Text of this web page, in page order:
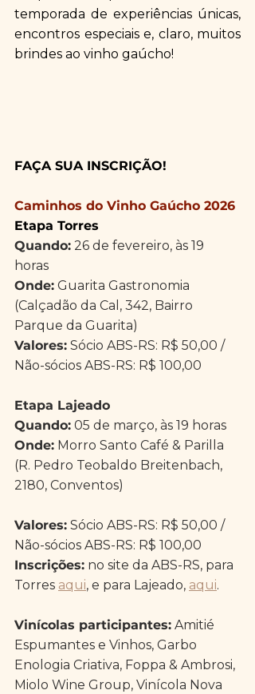
temporada de experiências únicas,
encontros especiais e, claro, muitos
brindes ao vinho gaúcho!
FAÇA SUA INSCRIÇÃO!
Caminhos do Vinho Gaúcho 2026
Etapa Torres
Quando: 26 de fevereiro, às 19
horas
Onde: Guarita Gastronomia
(Calçadão da Cal, 342, Bairro
Parque da Guarita)
Valores: ​​Sócio ABS-RS: R$ 50,00 /
Não-sócios ABS-RS: R$ 100,00
Etapa Lajeado
Quando: 05 de março, às 19 horas
Onde: Morro Santo Café & Parilla
(R. Pedro Teobaldo Breitenbach,
2180, Conventos)
Valores: ​​Sócio ABS-RS: R$ 50,00 /
Não-sócios ABS-RS: R$ 100,00
​​​​Inscrições: no site da ABS-RS, para
Torres aqui, e para Lajeado, aqui.
Vinícolas participantes: Amitié
Espumantes e Vinhos, Garbo
Enologia Criativa, Foppa & Ambrosi,
Miolo Wine Group, Vinícola Nova